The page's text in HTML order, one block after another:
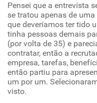
Pensei que a entrevista
se tratou apenas de
que deveríamos ter tido
tinha pessoas demais
(por volta de 35) e
contratar, então a
empresa, tarefas,
então partiu para
um por um.
visto.